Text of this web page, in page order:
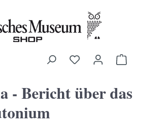
- Bericht über das